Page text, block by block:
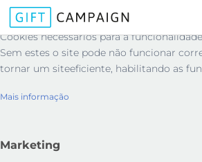
Essenciais
Cookies necessários para a
Sem estes o site pode não funcionar
tornar um siteeficiente, habilitando as
Mais informação
Marketing